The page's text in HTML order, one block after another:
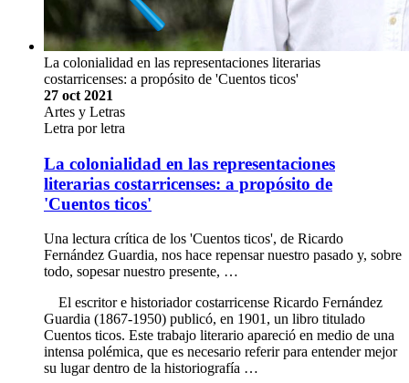
La colonialidad en las representaciones literarias
costarricenses: a propósito de 'Cuentos ticos'
27 oct 2021
Artes y Letras
Letra por letra
La colonialidad en las representaciones
literarias costarricenses: a propósito de
'Cuentos ticos'
Una lectura crítica de los 'Cuentos ticos', de Ricardo
Fernández Guardia, nos hace repensar nuestro pasado y, sobre
todo, sopesar nuestro presente, …
El escritor e historiador costarricense Ricardo Fernández
Guardia (1867-1950) publicó, en 1901, un libro titulado
Cuentos ticos. Este trabajo literario apareció en medio de una
intensa polémica, que es necesario referir para entender mejor
su lugar dentro de la historiografía …